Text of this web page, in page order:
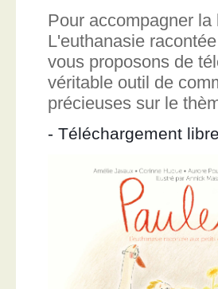
Pour accompagner
L'euthanasie
vous proposons de
véritable outil de
précieuses sur le
- Téléchargement